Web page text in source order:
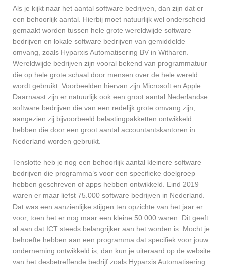
Als je kijkt naar het aantal software bedrijven, dan zijn dat er
een behoorlijk aantal. Hierbij moet natuurlijk wel onderscheid
gemaakt worden tussen hele grote wereldwijde software
bedrijven en lokale software bedrijven van gemiddelde
omvang, zoals Hyparxis Automatisering BV in Witharen.
Wereldwijde bedrijven zijn vooral bekend van programmatuur
die op hele grote schaal door mensen over de hele wereld
wordt gebruikt. Voorbeelden hiervan zijn Microsoft en Apple.
Daarnaast zijn er natuurlijk ook een groot aantal Nederlandse
software bedrijven die van een redelijk grote omvang zijn,
aangezien zij bijvoorbeeld belastingpakketten ontwikkeld
hebben die door een groot aantal accountantskantoren in
Nederland worden gebruikt.
Tenslotte heb je nog een behoorlijk aantal kleinere software
bedrijven die programma’s voor een specifieke doelgroep
hebben geschreven of apps hebben ontwikkeld. Eind 2019
waren er maar liefst 75.000 software bedrijven in Nederland.
Dat was een aanzienlijke stijgen ten opzichte van het jaar er
voor, toen het er nog maar een kleine 50.000 waren. Dit geeft
al aan dat ICT steeds belangrijker aan het worden is. Mocht je
behoefte hebben aan een programma dat specifiek voor jouw
onderneming ontwikkeld is, dan kun je uiteraard op de website
van het desbetreffende bedrijf zoals Hyparxis Automatisering